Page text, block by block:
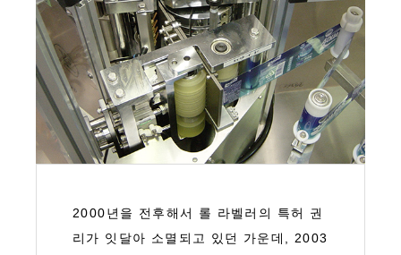
2000년을 전후해서 롤 라벨러의 특허 권
리가 잇달아 소멸되고 있던 가운데, 2003